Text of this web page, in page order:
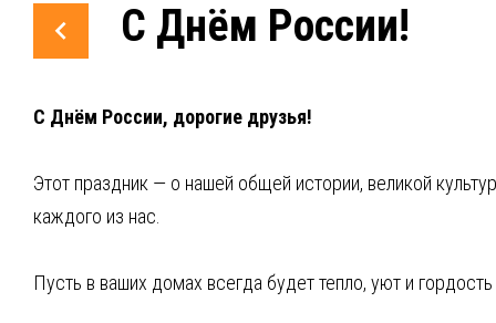
С Днём России!
С Днём России, дорогие друзья!
Этот праздник — о нашей общей истории, великой
каждого из нас.
Пусть в ваших домах всегда будет тепло, уют и